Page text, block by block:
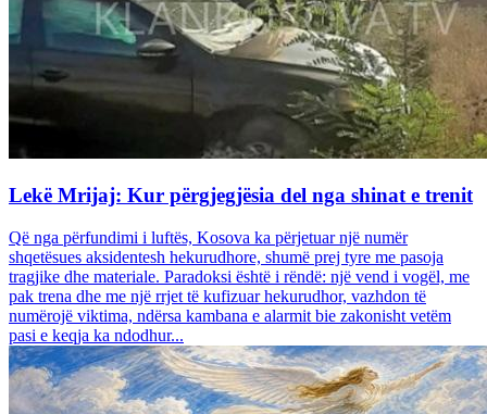
Lekë Mrijaj: Kur përgjegjësia del nga shinat e trenit
Që nga përfundimi i luftës, Kosova ka përjetuar një numër
shqetësues aksidentesh hekurudhore, shumë prej tyre me pasoja
tragjike dhe materiale. Paradoksi është i rëndë: një vend i vogël, me
pak trena dhe me një rrjet të kufizuar hekurudhor, vazhdon të
numërojë viktima, ndërsa kambana e alarmit bie zakonisht vetëm
pasi e keqja ka ndodhur...